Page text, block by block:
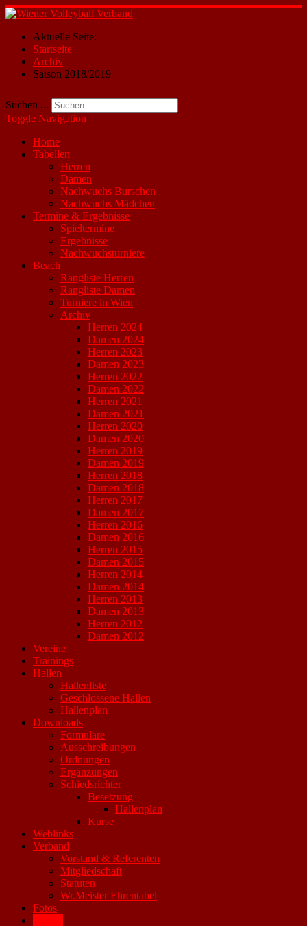
Aktuelle Seite:
Startseite
Archiv
Saison 2018/2019
Suchen ...
Toggle Navigation
Home
Tabellen
Herren
Damen
Nachwuchs Burschen
Nachwuchs Mädchen
Termine & Ergebnisse
Spieltermine
Ergebnisse
Nachwuchsturniere
Beach
Rangliste Herren
Rangliste Damen
Turniere in Wien
Archiv
Herren 2024
Damen 2024
Herren 2023
Damen 2023
Herren 2022
Damen 2022
Herren 2021
Damen 2021
Herren 2020
Damen 2020
Herren 2019
Damen 2019
Herren 2018
Damen 2018
Herren 2017
Damen 2017
Herren 2016
Damen 2016
Herren 2015
Damen 2015
Herren 2014
Damen 2014
Herren 2013
Damen 2013
Herren 2012
Damen 2012
Vereine
Trainings
Hallen
Hallenliste
Geschlossene Hallen
Hallenplan
Downloads
Formulare
Ausschreibungen
Ordnungen
Ergänzungen
Schiedsrichter
Besetzung
Hallenplan
Kurse
Weblinks
Verband
Vorstand & Referenten
Mitgliedschaft
Statuten
Wr.Meister Ehrentabel
Fotos